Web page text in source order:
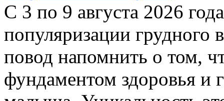
С 3 по 9 августа 2026
популяризации
повод напомнить о том,
фундаментом здоровья и